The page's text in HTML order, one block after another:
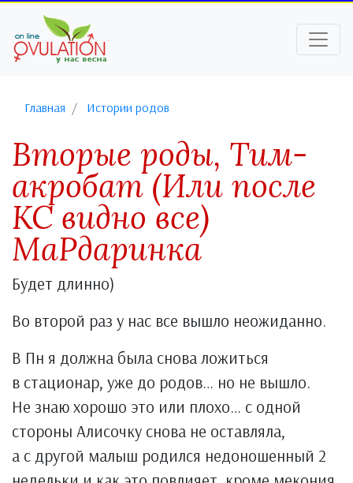
Главная Истории родов
Вторые роды, Тим-
акробат (Или после
КС видно все)
МаРдаринка
Будет длинно)
Во второй раз у нас все вышло неожиданно.
В Пн я должна была снова ложиться
в стационар, уже до родов… но не вышло.
Не знаю хорошо это или плохо… с одной
стороны Алисочку снова не оставляла,
а с другой малыш родился недоношенный 2